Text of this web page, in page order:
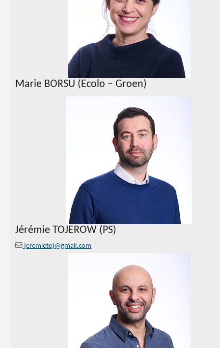
Marie BORSU (Ecolo – Groen)
Jérémie TOJEROW (PS)
jeremietoj@gmail.com